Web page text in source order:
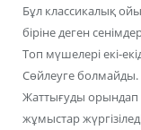
Бұл классикалық
біріне деген
Топ мүшелері екі-
Сөйлеуге болмайды.
Жаттығуды орындап
жұмыстар